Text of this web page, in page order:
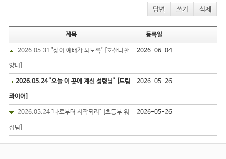
답변 쓰기 삭제
제목 등록일
2026.05.31 "삶이 예배가 되도록" [호산나찬
양대]
2026-06-04
2026.05.24 "오늘 이 곳에 계신 성령님" [드림
콰이어]
2026-05-26
2026.05.24 "나로부터 시작되리" [초등부 워
십팀]
2026-05-26